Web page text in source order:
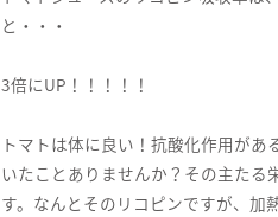
と・・・
3倍にUP！！！！！
トマトは体に良い！抗酸化作用があ
いたことありませんか？その主たる
す。なんとそのリコピンですが、加